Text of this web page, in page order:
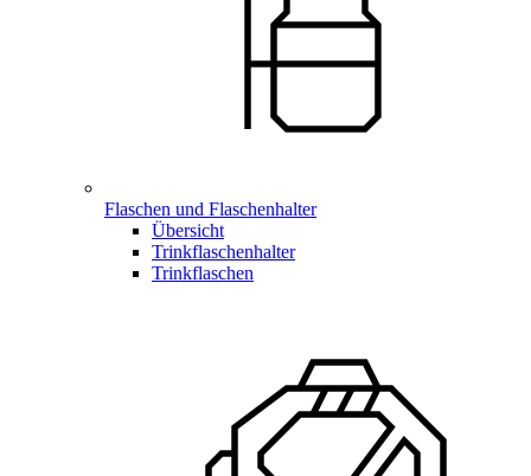
Flaschen und Flaschenhalter
Übersicht
Trinkflaschenhalter
Trinkflaschen